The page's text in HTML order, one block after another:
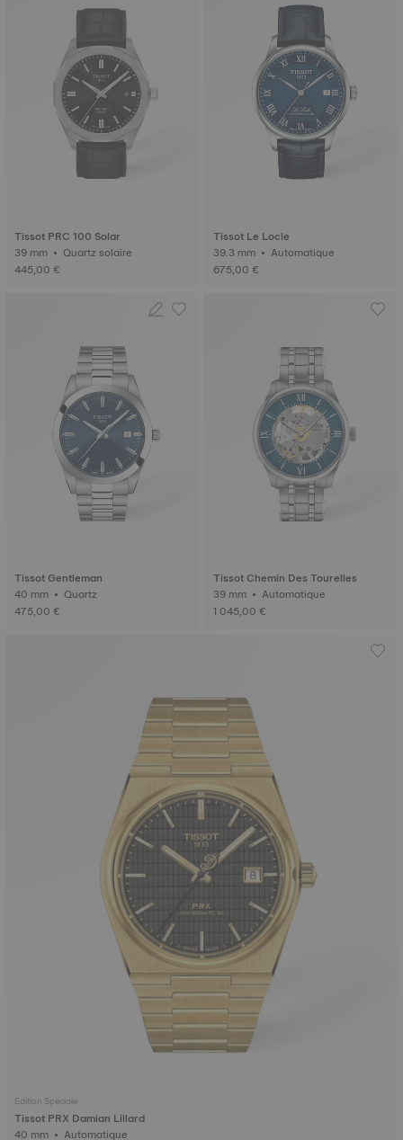
Tissot PRC 100 Solar
39 mm • Quartz solaire
445,00 €
Tissot Le Locle
39.3 mm • Automatique
675,00 €
Tissot Gentleman
40 mm • Quartz
475,00 €
Tissot Chemin Des Tourelles
39 mm • Automatique
1 045,00 €
Edition Spéciale
Tissot PRX Damian Lillard
40 mm • Automatique